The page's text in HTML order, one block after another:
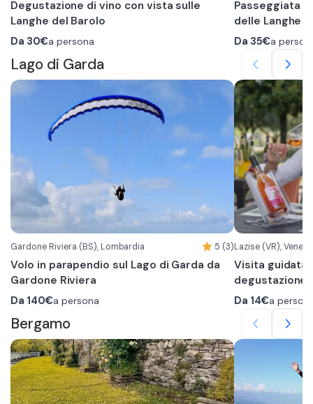
telefonicamente il giorno precedente. È possibile alternarsi
durante la guida.
Degustazione di vino con vista sulle
Langhe del Barolo
Da 30€a persona
Passeggiata
delle Langhe
Da 35€a
Lago di Garda
Gardone Riviera (BS), Lombardia 5 (3)
Volo in parapendio sul Lago di Garda da
Gardone Riviera
Da 140€a persona
Lazise (VR), Veneto
Visita guidata
degustazione
Da 14€a
Bergamo